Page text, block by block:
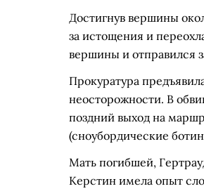
Достигнув вершины
за истощения и
вершины и отправился
Прокуратура
неосторожности. В
поздний выход на
(сноубордические
Мать погибшей,
Керстин имела опыт